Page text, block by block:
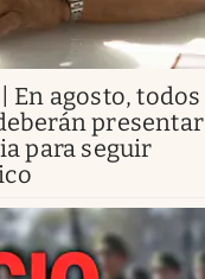
En agosto, todos
presentar
para seguir